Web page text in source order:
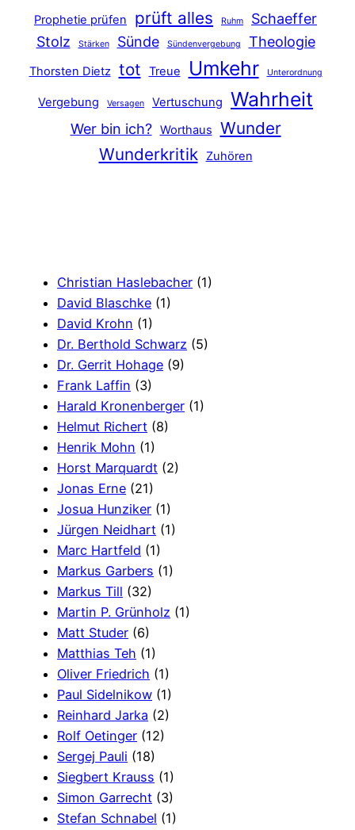
Prophetie prüfen prüft alles Ruhm
Schaeffer
Stolz
Stärken Sünde Sündenvergebung Theologie
Thorsten Dietz tot Treue Umkehr Unterordnung
Vergebung Versagen Vertuschung Wahrheit
Wer bin ich? Worthaus
Wunder
Wunderkritik
Zuhören
Christian Haslebacher (1)
David Blaschke (1)
David Krohn (1)
Dr. Berthold Schwarz (5)
Dr. Gerrit Hohage (9)
Frank Laffin (3)
Harald Kronenberger (1)
Helmut Richert (8)
Henrik Mohn (1)
Horst Marquardt (2)
Jonas Erne (21)
Josua Hunziker (1)
Jürgen Neidhart (1)
Marc Hartfeld (1)
Markus Garbers (1)
Markus Till (32)
Martin P. Grünholz (1)
Matt Studer (6)
Matthias Teh (1)
Oliver Friedrich (1)
Paul Sidelnikow (1)
Reinhard Jarka (2)
Rolf Oetinger (12)
Sergej Pauli (18)
Siegbert Krauss (1)
Simon Garrecht (3)
Stefan Schnabel (1)